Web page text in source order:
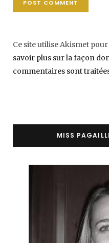
Ce site utilise Akismet
savoir plus sur la façon
commentaires sont
MISS